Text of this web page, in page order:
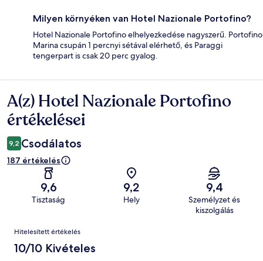
Milyen környéken van Hotel Nazionale Portofino?
Hotel Nazionale Portofino elhelyezkedése nagyszerű. Portofino
Marina csupán 1 percnyi sétával elérhető, és Paraggi
tengerpart is csak 20 perc gyalog.
Értékelések
A(z) Hotel Nazionale Portofino
értékelései
9,2 Csodálatos
187 értékelés
9,6
Tisztaság
9,2
Hely
9,4
Személyzet és
kiszolgálás
Értékelések
Hitelesített értékelés
10/10 Kivételes